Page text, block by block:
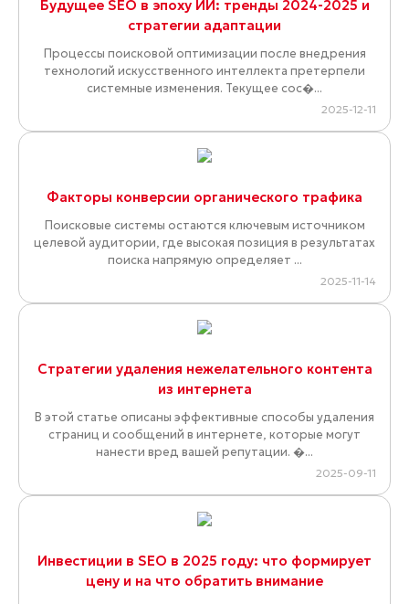
Будущее SEO в эпоху ИИ: тренды 2024-2025 и
стратегии адаптации
Процессы поисковой оптимизации после внедрения
технологий искусственного интеллекта претерпели
системные изменения. Текущее сос�...
2025-12-11
Факторы конверсии органического трафика
Поисковые системы остаются ключевым источником
целевой аудитории, где высокая позиция в результатах
поиска напрямую определяет ...
2025-11-14
Стратегии удаления нежелательного контента
из интернета
В этой статье описаны эффективные способы удаления
страниц и сообщений в интернете, которые могут
нанести вред вашей репутации. �...
2025-09-11
Инвестиции в SEO в 2025 году: что формирует
цену и на что обратить внимание